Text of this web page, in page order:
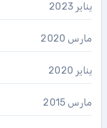
يناير 2023
مارس 2020
يناير 2020
مارس 2015